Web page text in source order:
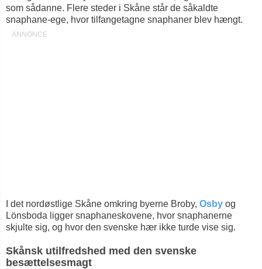
som sådanne. Flere steder i Skåne står de såkaldte
snaphane-ege, hvor tilfangetagne snaphaner blev hængt.
I det nordøstlige Skåne omkring byerne Broby, Osby og
Lönsboda ligger snaphaneskovene, hvor snaphanerne
skjulte sig, og hvor den svenske hær ikke turde vise sig.
Skånsk utilfredshed med den svenske
besættelsesmagt